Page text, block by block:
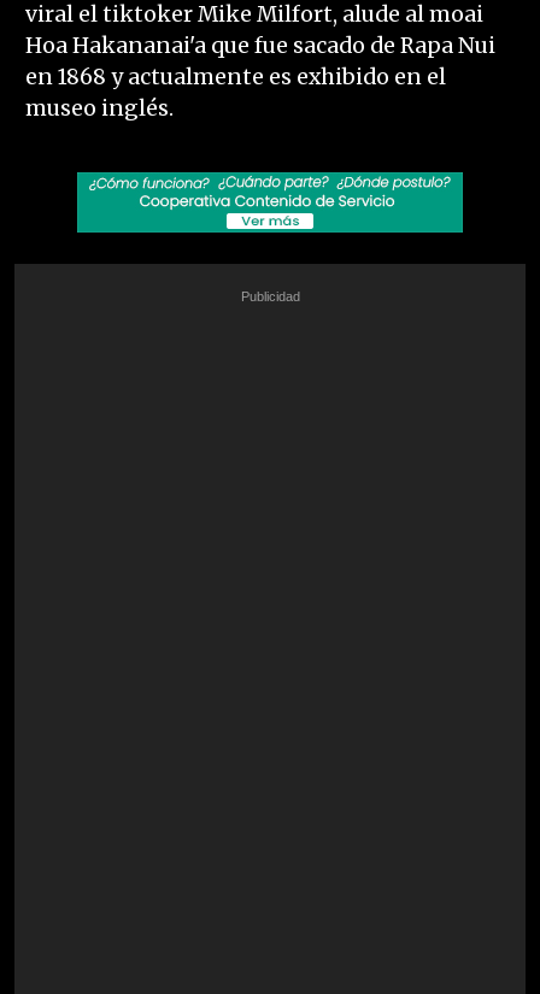
viral el tiktoker Mike Milfort, alude al moai
Hoa Hakananai'a que fue sacado de Rapa Nui
en 1868 y actualmente es exhibido en el
museo inglés.